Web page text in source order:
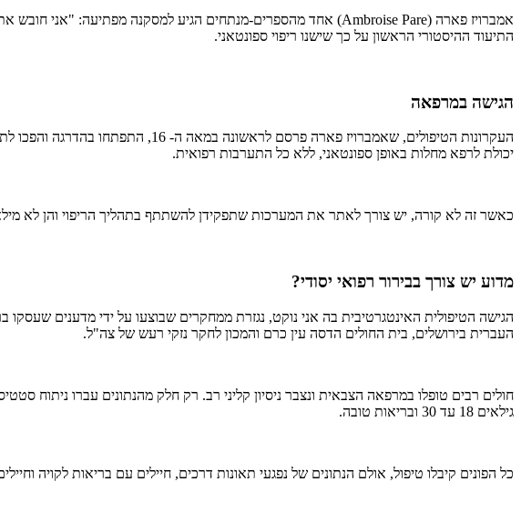
התיעוד ההיסטורי הראשון על כך שישנו ריפוי ספונטאני.
הגישה במרפאה
העקרונות הטיפולים, שאמברויז
יכולת לרפא מחלות באופן ספונטאני, ללא כל התערבות רפואית.
כאשר זה לא קורה, יש צורך לאתר את המערכות שתפקידן להשתתף בתהליך הריפוי והן לא
מדוע יש צורך בבירור רפואי יסודי?
הגישה הטיפולית האינטגרטיבית בה אני נוקט, נגזרת ממחקרים שבוצעו על ידי מדענים
העברית בירושלים, בית החולים הדסה עין כרם והמכון לחקר נזקי רעש של צה"ל.
חולים רבים טופלו במרפאה הצבאית ונצבר ניסיון קליני רב. רק חלק מהנתונים עברו ניתוח
גילאים 18 עד 30 ובריאות טובה.
כל הפונים קיבלו טיפול, אולם הנתונים של נפגעי תאונות דרכים, חיילים עם בריאות לקויה